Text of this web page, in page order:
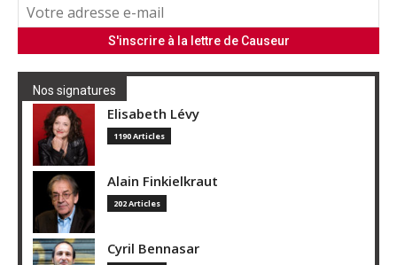
Nos signatures
Elisabeth Lévy
1190 Articles
Alain Finkielkraut
202 Articles
Cyril Bennasar